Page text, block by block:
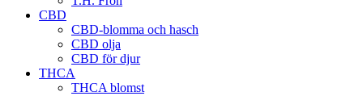
CBD
CBD-blomma och hasch
CBD olja
CBD för djur
THCA
THCA blomst